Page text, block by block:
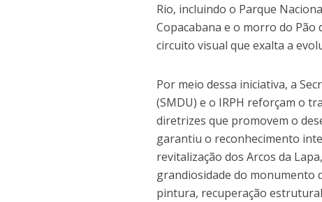
Rio, incluindo o Parque
Copacabana e o morro do Pão
circuito visual que exalta a
Por meio dessa iniciativa, a
(SMDU) e o IRPH reforçam o
diretrizes que promovem o
garantiu o reconhecimento
revitalização dos Arcos da
grandiosidade do monumento
pintura, recuperação